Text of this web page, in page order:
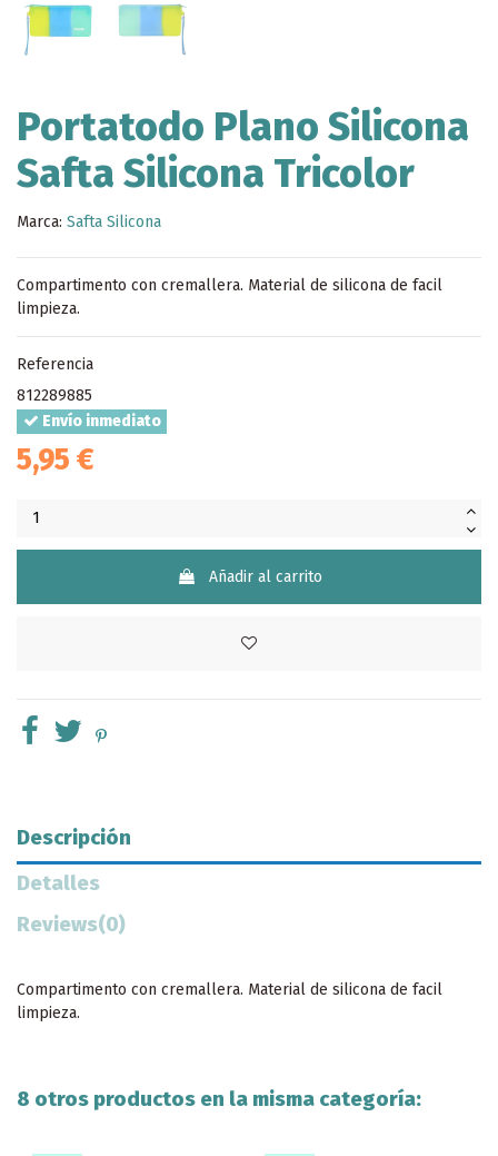
Portatodo Plano Silicona
Safta Silicona Tricolor
Marca: Safta Silicona
Compartimento con cremallera. Material de silicona de facil
limpieza.
Referencia
812289885
Envío inmediato
5,95 €
Añadir al carrito
Descripción
Detalles
Reviews(0)
Compartimento con cremallera. Material de silicona de facil
limpieza.
8 otros productos en la misma categoría: